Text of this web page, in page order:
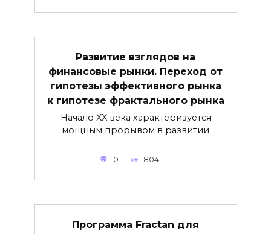
Развитие взглядов на
финансовые рынки. Переход от
гипотезы эффективного рынка
к гипотезе фрактального рынка
Начало ХХ века характеризуется
мощным прорывом в развитии
0 804
Программа Fractan для